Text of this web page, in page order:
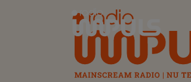
Radio Impuls